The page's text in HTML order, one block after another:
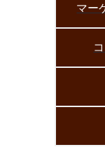
マー